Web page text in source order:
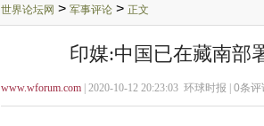
世界论坛网 > 军事评论 > 正文
印媒:中国已在藏南部
www.wforum.com | 2020-10-12 20:23:03 环球时报 | 0条评